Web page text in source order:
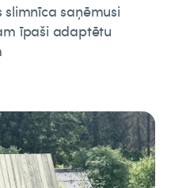
saņēmusi
īpaši adaptētu